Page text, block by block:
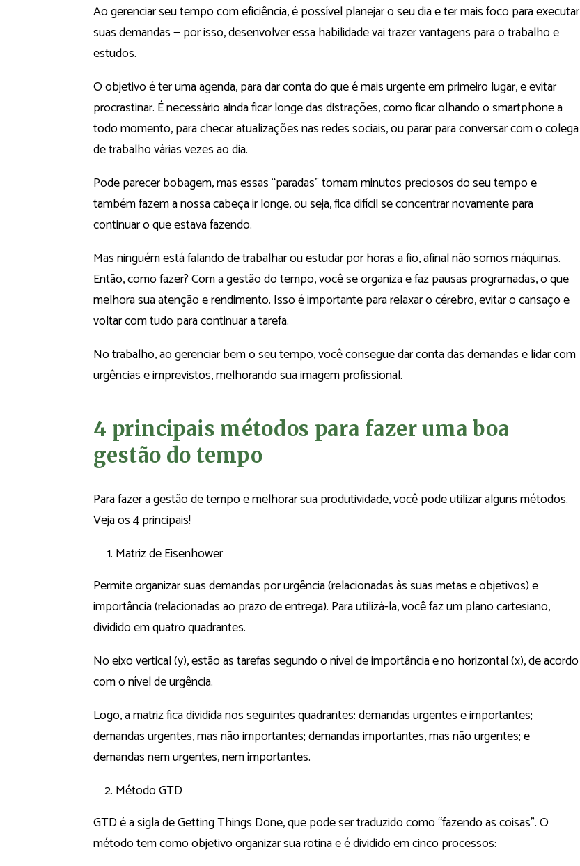
Ao gerenciar seu tempo com eficiência, é possível planejar o seu dia e ter mais foco para executar
suas demandas — por isso, desenvolver essa habilidade vai trazer vantagens para o trabalho e
estudos.
O objetivo é ter uma agenda, para dar conta do que é mais urgente em primeiro lugar, e evitar
procrastinar. É necessário ainda ficar longe das distrações, como ficar olhando o smartphone a
todo momento, para checar atualizações nas redes sociais, ou parar para conversar com o colega
de trabalho várias vezes ao dia.
Pode parecer bobagem, mas essas “paradas” tomam minutos preciosos do seu tempo e
também fazem a nossa cabeça ir longe, ou seja, fica difícil se concentrar novamente para
continuar o que estava fazendo.
Mas ninguém está falando de trabalhar ou estudar por horas a fio, afinal não somos máquinas.
Então, como fazer? Com a gestão do tempo, você se organiza e faz pausas programadas, o que
melhora sua atenção e rendimento. Isso é importante para relaxar o cérebro, evitar o cansaço e
voltar com tudo para continuar a tarefa.
No trabalho, ao gerenciar bem o seu tempo, você consegue dar conta das demandas e lidar com
urgências e imprevistos, melhorando sua imagem profissional.
4 principais métodos para fazer uma boa
gestão do tempo
Para fazer a gestão de tempo e melhorar sua produtividade, você pode utilizar alguns métodos.
Veja os 4 principais!
Matriz de Eisenhower
Permite organizar suas demandas por urgência (relacionadas às suas metas e objetivos) e
importância (relacionadas ao prazo de entrega). Para utilizá-la, você faz um plano cartesiano,
dividido em quatro quadrantes.
No eixo vertical (y), estão as tarefas segundo o nível de importância e no horizontal (x), de acordo
com o nível de urgência.
Logo, a matriz fica dividida nos seguintes quadrantes: demandas urgentes e importantes;
demandas urgentes, mas não importantes; demandas importantes, mas não urgentes; e
demandas nem urgentes, nem importantes.
Método GTD
GTD é a sigla de Getting Things Done, que pode ser traduzido como “fazendo as coisas”. O
método tem como objetivo organizar sua rotina e é dividido em cinco processos: